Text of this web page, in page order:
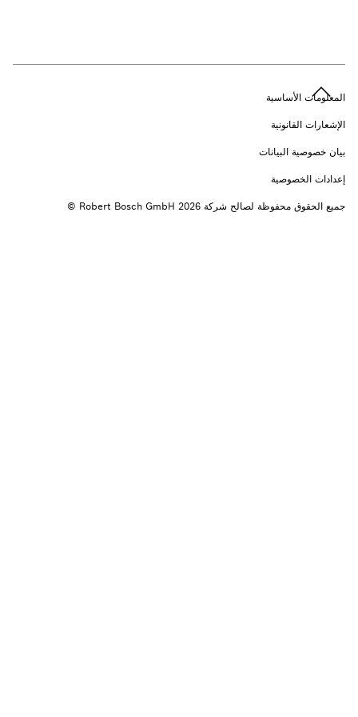
المعلومات الأساسية
الإشعارات القانونية
بيان خصوصية البيانات
إعدادات الخصوصية
جميع الحقوق محفوظة لصالح شركة 2026 ‎© Robert Bosch GmbH